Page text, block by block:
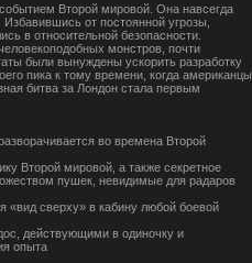
Второй мировой. Она навсегда
от постоянной угрозы,
в относительной безопасности.
монстров, почти
были вынуждены ускорить разработку
пика к тому времени, когда американцы
битва за Лондон стала первым
во времена Второй
Второй мировой, а также секретное
пушек, невидимые для радаров
«вид сверху» в кабину любой боевой
действующими в одиночку и
опыта